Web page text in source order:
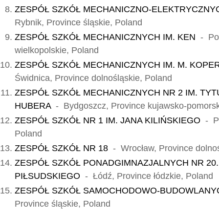
ZESPÓŁ SZKÓŁ MECHANICZNO-
Rybnik, Province śląskie, Poland
ZESPÓŁ SZKÓŁ MECHANICZNYCH IM. KEN -
wielkopolskie, Poland
ZESPÓŁ SZKÓŁ MECHANICZNYCH IM. M.
Świdnica, Province dolnośląskie, Poland
ZESPÓŁ SZKÓŁ MECHANICZNYCH NR 2 IM.
HUBERA- Bydgoszcz, Province kujawsko-
ZESPÓŁ SZKÓŁ NR 1 IM. JANA KILIŃSKIEGO -
Poland
ZESPÓŁ SZKÓŁ NR 18 - Wrocław, Province
ZESPÓŁ SZKÓŁ PONADGIMNAZJALNYCH NR
PIŁSUDSKIEGO - Łódź, Province łódzkie, Poland
ZESPÓŁ SZKÓŁ SAMOCHODOWO-
Province śląskie, Poland